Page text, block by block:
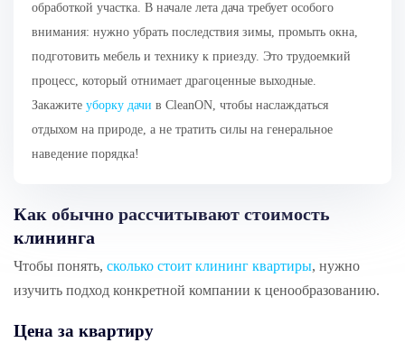
обработкой участка. В начале лета дача требует особого
внимания: нужно убрать последствия зимы, промыть окна,
подготовить мебель и технику к приезду. Это трудоемкий
процесс, который отнимает драгоценные выходные.
Закажите уборку дачи в CleanON, чтобы наслаждаться
отдыхом на природе, а не тратить силы на генеральное
наведение порядка!
Как обычно рассчитывают стоимость
клининга
Чтобы понять, сколько стоит клининг квартиры, нужно
изучить подход конкретной компании к ценообразованию.
Цена за квартиру